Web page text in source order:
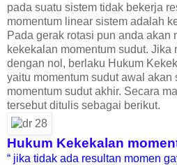
pada suatu sistem tidak bekerja
momentum linear sistem adalah
Pada gerak rotasi pun anda akan
kekekalan momentum sudut. Jika
dengan nol, berlaku Hukum
yaitu momentum sudut awal akan
momentum sudut akhir. Secara
tersebut ditulis sebagai berikut.
Hukum Kekekalan
“ jika tidak ada resultan momen